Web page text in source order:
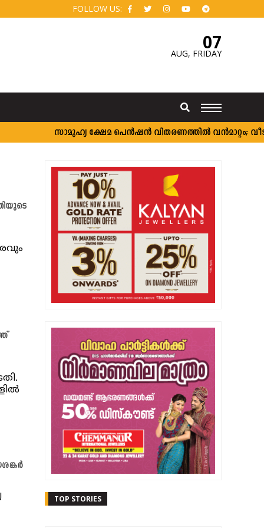
FOLLOW US:
07
AUG, FRIDAY
സാമൂഹ്യ ക്ഷേമ പെൻഷൻ വിതരണത്തിൽ വൻമാറ്റം;
TOP STORIES